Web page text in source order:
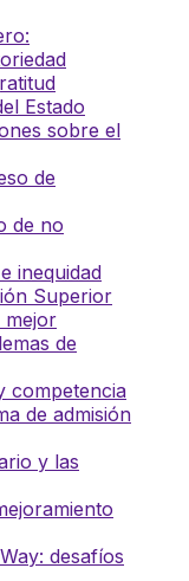
Estado
sobre el
de
de no
inequidad
Superior
mejor
de
competencia
de admisión
y las
desafíos